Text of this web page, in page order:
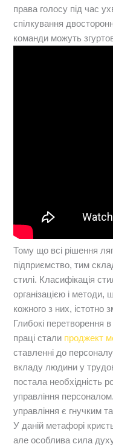
права голосу під час
спілкування
команди можуть
Тому що всі рішення
підприємство, тим
стилі. Класифікація
організацією і
кожного з них, істотно
Глибокі перетворення
праці стали проджект
ставленні до
вкладу людини у
постала необхідність
управління
управління є гнучким
У даній метафорі
але особлива сила